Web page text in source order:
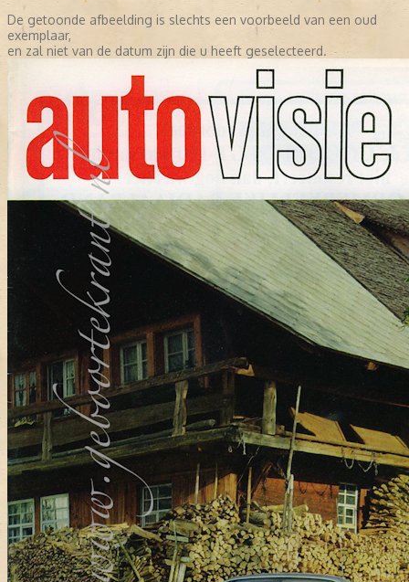
De getoonde afbeelding is slechts een voorbeeld van een oud
exemplaar,
en zal niet van de datum zijn die u heeft geselecteerd.